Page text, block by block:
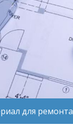
для ремонта